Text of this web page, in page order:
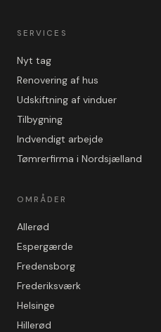
SERVICES
Nyt tag
Renovering af hus
Udskiftning af vinduer
Tilbygning
Indvendigt arbejde
Tømrerfirma i Nordsjælland
OMRÅDER
Allerød
Espergærde
Fredensborg
Frederiksværk
Helsinge
Hillerød